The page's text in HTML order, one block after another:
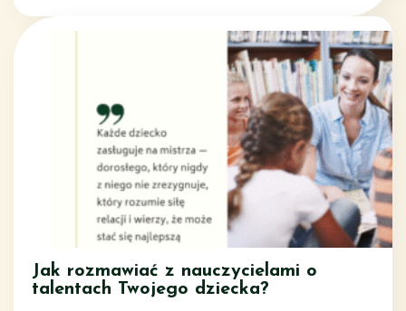
Jak rozmawiać z nauczycielami o
talentach Twojego dziecka?